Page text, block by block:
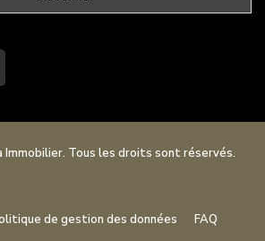
Immobilier. Tous les droits sont réservés.
de gestion des données FAQ